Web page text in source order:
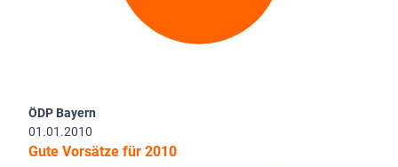
ÖDP Bayern
01.01.2010
Gute Vorsätze für 2010